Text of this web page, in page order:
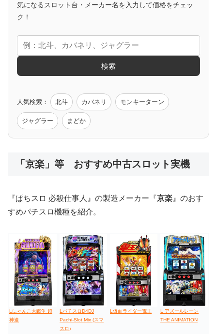
アニメタイアップ
エヴァ コードギアス 化物語 炎炎ノ消防隊
モンハン バイオ ペルソナ
気になるスロット台・メーカー名を入力して価格をチェッ
ク！
検索
人気検索： 北斗 カバネリ モンキーターン
ジャグラー まどか
「京楽」等 おすすめ中古スロット実機
『ぱちスロ 必殺仕事人』の製造メーカー『京楽 』のおす
すめパチスロ機種を紹介。
Lにゃんこ大戦争 超
神速
LパチスロD4DJ
Pachi-Slot Mix (スマ
スロ)
L仮面ライダー電王
L アズールレーン
THE ANIMATION